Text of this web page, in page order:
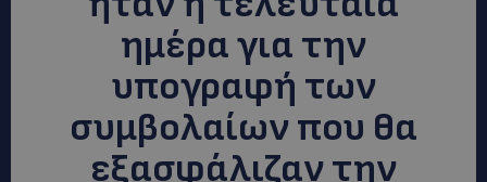
ημέρα για την
υπογραφή των
συμβολαίων που θα
εξασφάλιζαν την